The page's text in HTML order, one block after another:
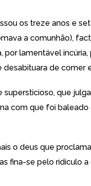
os treze anos e
a comunhão),
por lamentável incúria,
de comer
supersticioso, que
com que foi
o deus que
fina-se pelo ridículo a